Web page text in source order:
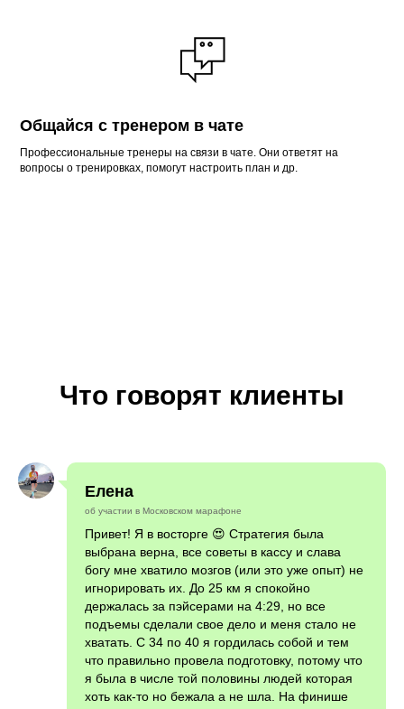
Общайся с тренером в чате
Профессиональные тренеры на связи в чате. Они ответят на
вопросы о тренировках, помогут настроить план и др.
Что говорят клиенты
Елена
об участии в Московском марафоне
Привет! Я в восторге 😍 Стратегия была
выбрана верна, все советы в кассу и слава
богу мне хватило мозгов (или это уже опыт) не
игнорировать их. До 25 км я спокойно
держалась за пэйсерами на 4:29, но все
подъемы сделали свое дело и меня стало не
хватать. С 34 по 40 я гордилась собой и тем
что правильно провела подготовку, потому что
я была в числе той половины людей которая
хоть как-то но бежала а не шла. На финише